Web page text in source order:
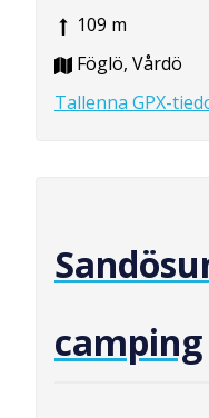
109 m
Föglö, Vårdö
Tallenna GPX-
camping